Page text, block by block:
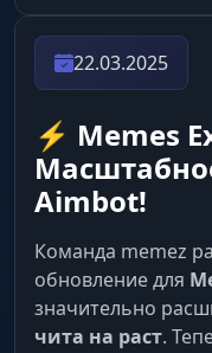
22.03.2025
⚡️ Memes
Aimbot!
Команда memez
обновление для
значительно
чита на раст.